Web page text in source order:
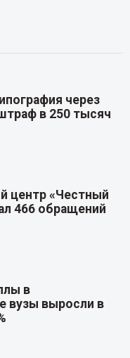
через
в 250 тысяч
центр «Честный
466 обращений
в
вузы выросли в